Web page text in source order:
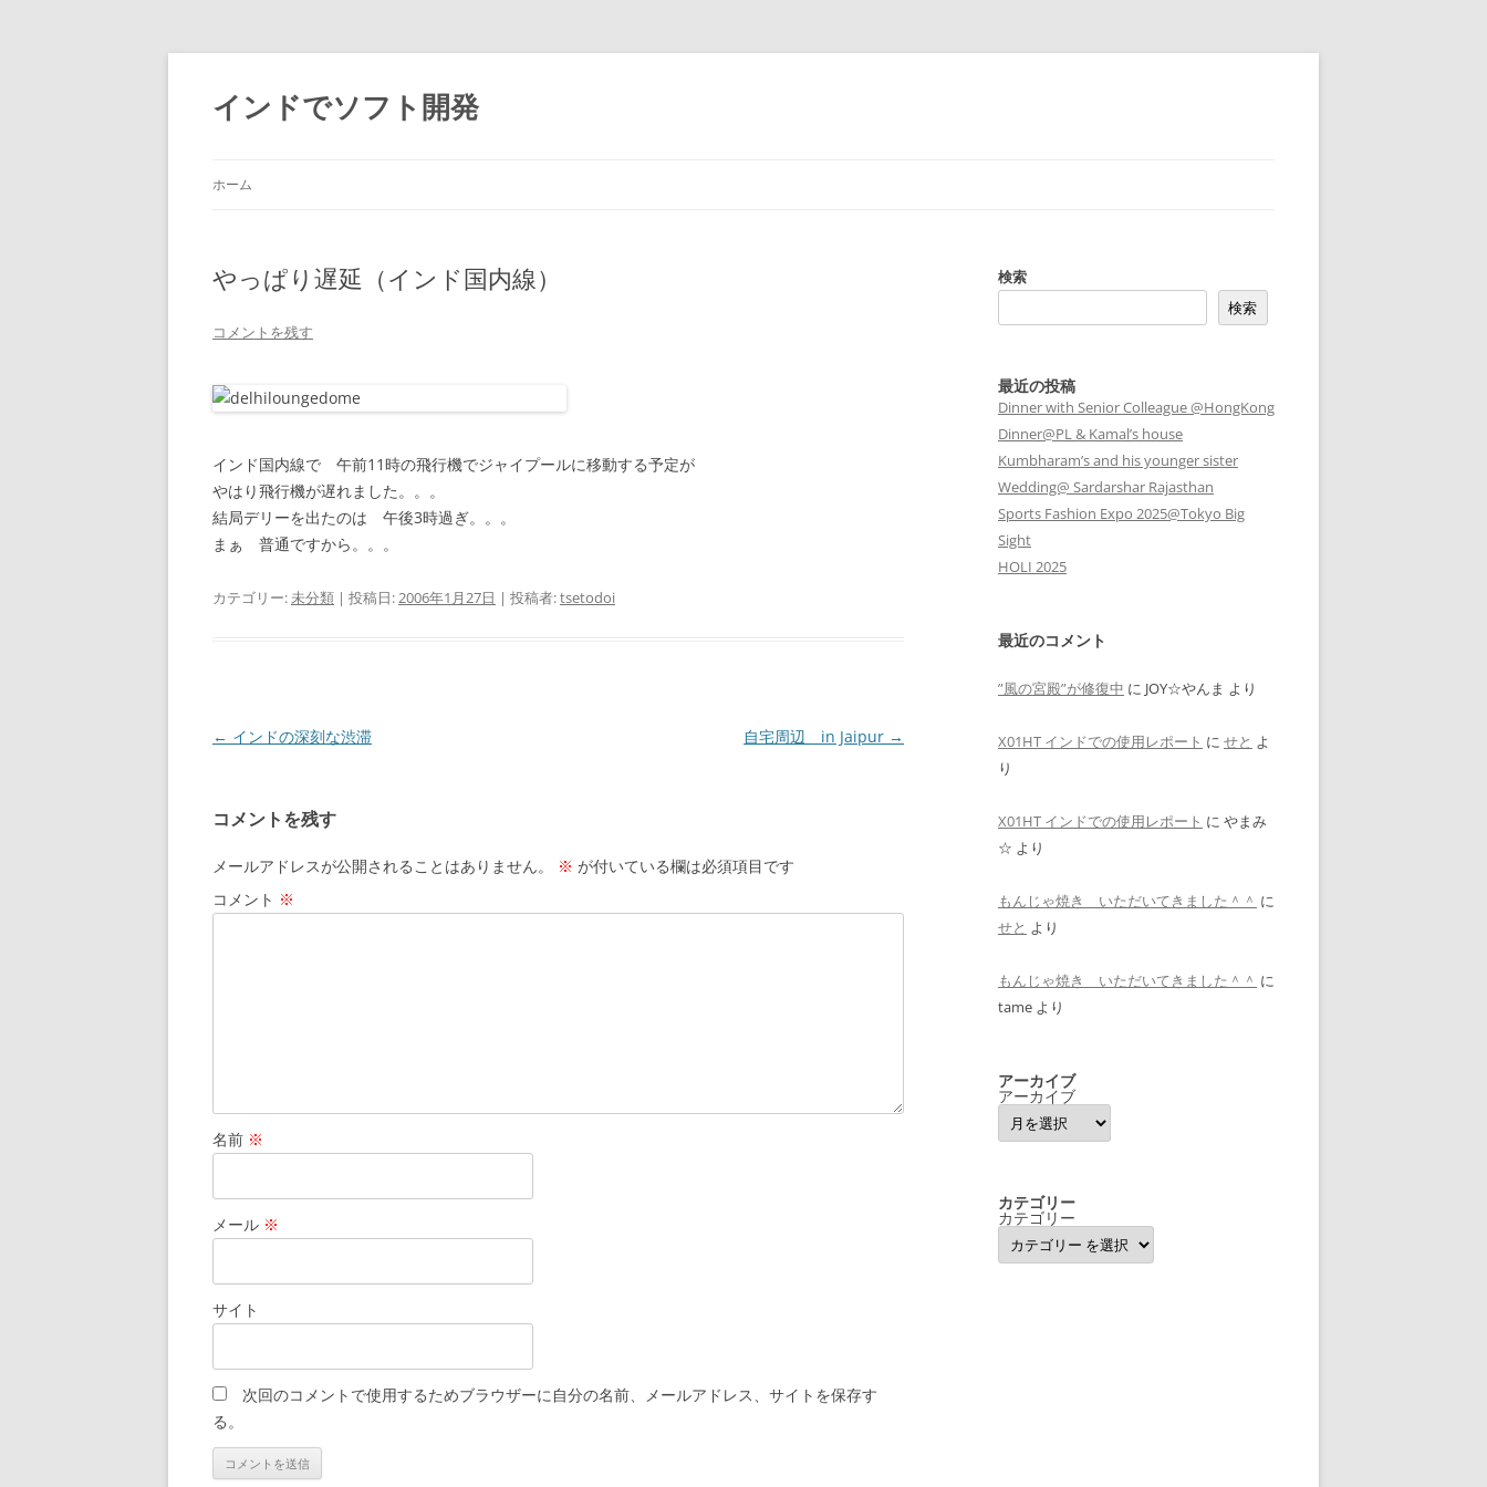
インドでソフト開発
ホーム
やっぱり遅延（インド国内線）
コメントを残す
インド国内線で 午前11時の飛行機でジャイプールに移動する予定が
やはり飛行機が遅れました。。。
結局デリーを出たのは 午後3時過ぎ。。。
まぁ 普通ですから。。。
カテゴリー:未分類 | 投稿日:2006年1月27日 | 投稿者:tsetodoi
投
ビ
ゲ
ー
シ
← インドの深刻な渋滞 自宅周辺 in Jaipur →
コメントを残す
メールアドレスが公開されることはありません。 ※ が付いている欄は必須項目です
コメント ※
名前 ※
メール ※
サイト
次回のコメントで使用するためブラウザーに自分の名前、メールアドレス、サイトを保存す
る。
検索
検索
最近の投稿
Dinner with Senior Colleague @HongKong
Dinner@PL & Kamal’s house
Kumbharam’s and his younger sister
Wedding@ Sardarshar Rajasthan
Sports Fashion Expo 2025@Tokyo Big
Sight
HOLI 2025
最近のコメント
”風の宮殿”が修復中 に JOY☆やんま より
X01HT インドでの使用レポート に せと よ
り
X01HT インドでの使用レポート に やまみ
☆ より
もんじゃ焼き いただいてきました＾＾ に
せと より
もんじゃ焼き いただいてきました＾＾ に
tame より
アーカイブ
アーカイブ
カテゴリー
カテゴリー